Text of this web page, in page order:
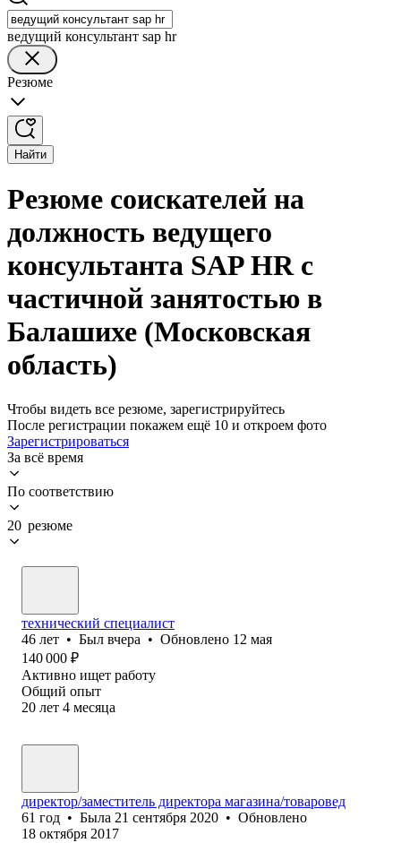
ведущий консультант sap hr
Резюме
Найти
Резюме соискателей на
должность ведущего
консультанта SAP HR с
частичной занятостью в
Балашихе (Московская
область)
Чтобы видеть все резюме, зарегистрируйтесь
После регистрации покажем ещё 10 и откроем фото
Зарегистрироваться
За всё время
По соответствию
20 резюме
технический специалист
46 лет • Был вчера • Обновлено 12 мая
140 000 ₽
Активно ищет работу
Общий опыт
20 лет 4 месяца
директор/заместитель директора магазина/товаровед
61 год • Была 21 сентября 2020 • Обновлено
18 октября 2017